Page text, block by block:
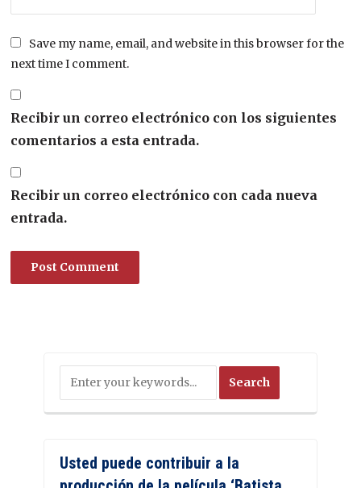
Save my name, email, and website in this browser for the
next time I comment.
Recibir un correo electrónico con los siguientes
comentarios a esta entrada.
Recibir un correo electrónico con cada nueva
entrada.
Usted puede contribuir a la